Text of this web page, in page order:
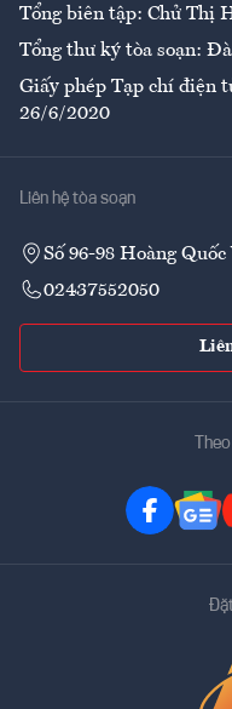
Tổng biên tập: Chử Thị
Tổng thư ký tòa soạn:
Giấy phép Tạp chí điện
26/6/2020
Liên hệ tòa soạn
Số 96-98 Hoàng
02437552050